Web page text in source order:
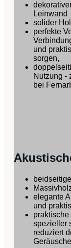
Leinwand
solider
perfekte
und
sorgen,
Nutzung -
bei
elegante
und
spezieller
reduziert